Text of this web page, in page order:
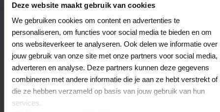
Deze website maakt gebruik van cookies
We gebruiken cookies om content en advertenties te
personaliseren, om functies voor social media te bieden en om
ons websiteverkeer te analyseren. Ook delen we informatie over
jouw gebruik van onze site met onze partners voor social media,
adverteren en analyse. Deze partners kunnen deze gegevens
combineren met andere informatie die je aan ze hebt verstrekt of
die ze hebben verzameld op basis van jouw gebruik van hun
services.
Pets&Co Warenhuis Vanderveen
Koopmansplein 16
9401EL Assen
Veelgestelde Vragen
Hoelang blijft mijn saldo geldig?